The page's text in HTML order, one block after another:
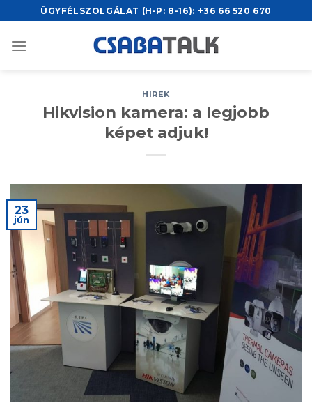
to
content
ÜGYFÉLSZOLGÁLAT (H-P: 8-16): +36 66 520 670
HIREK
Hikvision kamera: a legjobb
képet adjuk!
23
jún